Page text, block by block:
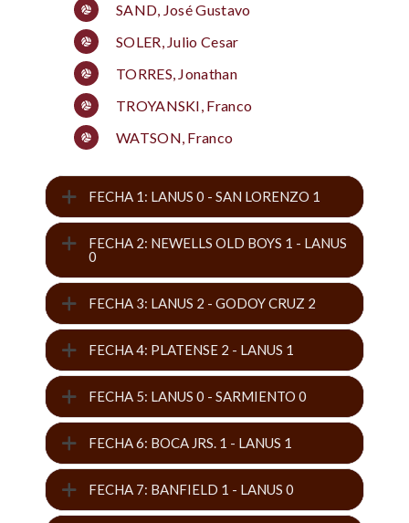
SAND, José Gustavo
SOLER, Julio Cesar
TORRES, Jonathan
TROYANSKI, Franco
WATSON, Franco
FECHA 1: LANUS 0 - SAN LORENZO 1
FECHA 2: NEWELLS OLD BOYS 1 - LANUS
0
FECHA 3: LANUS 2 - GODOY CRUZ 2
FECHA 4: PLATENSE 2 - LANUS 1
FECHA 5: LANUS 0 - SARMIENTO 0
FECHA 6: BOCA JRS. 1 - LANUS 1
FECHA 7: BANFIELD 1 - LANUS 0